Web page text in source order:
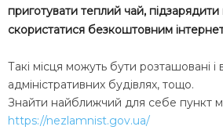
приготувати теплий чай, підзарядити
скористатися безкоштовним
Такі місця можуть бути розташовані і
адміністративних будівлях, тощо.
Знайти найближчий для себе пункт
https://nezlamnist.gov.ua/